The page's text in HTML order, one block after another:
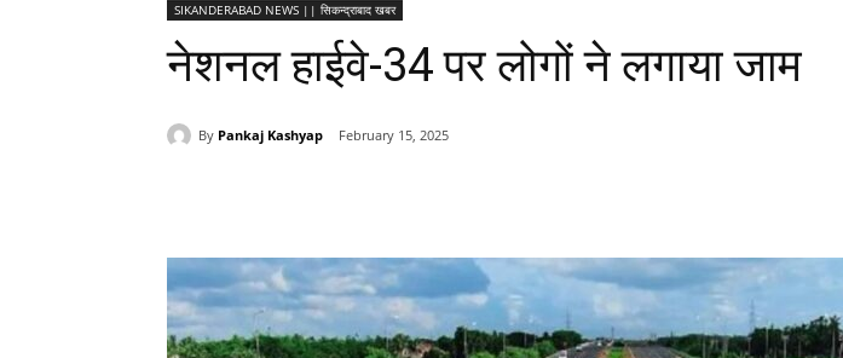
SIKANDERABAD NEWS || सिकन्द्राबाद खबर
नेशनल हाईवे-34 पर लोगों ने लगाया जाम
By Pankaj Kashyap February 15, 2025